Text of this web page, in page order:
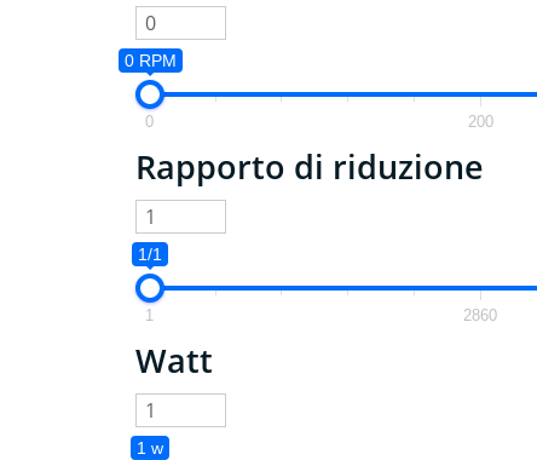
0 RPM
0 200
Rapporto di riduzione
1/1
1 2860
Watt
1 w